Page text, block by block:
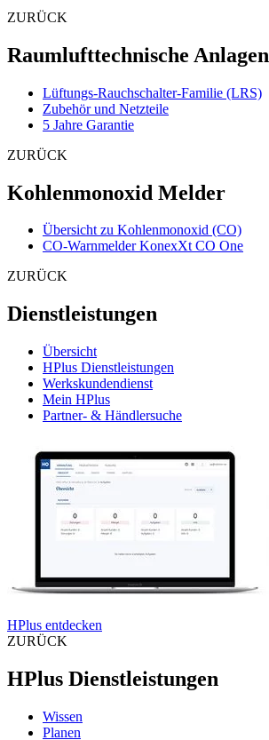
ZURÜCK
Raumlufttechnische Anlagen
Lüftungs-Rauchschalter-Familie (LRS)
Zubehör und Netzteile
5 Jahre Garantie
ZURÜCK
Kohlenmonoxid Melder
Übersicht zu Kohlenmonoxid (CO)
CO-Warnmelder KonexXt CO One
ZURÜCK
Dienstleistungen
Übersicht
HPlus Dienstleistungen
Werkskundendienst
Mein HPlus
Partner- & Händlersuche
HPlus entdecken
ZURÜCK
HPlus Dienstleistungen
Wissen
Planen